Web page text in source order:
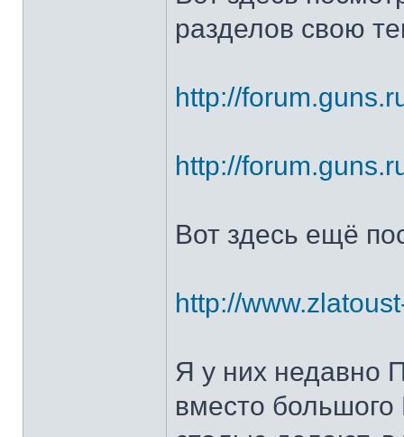
разделов свою
http://
http://
Вот здесь ещё
http://
Я у них недавно
вместо